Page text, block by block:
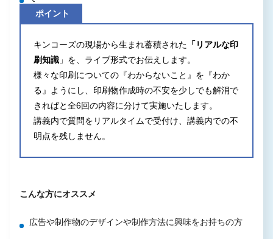
ポイント
キンコーズの現場から生まれ蓄積された 「リアルな印
刷知識 」を、ライブ形式でお伝えします。
様々な印刷についての『わからないこと』を『わか
る』ようにし、印刷物作成時の不安を少しでも解消で
きればと全6回の内容に分けて実施いたします。
講義内で質問をリアルタイムで受付け、講義内での不
明点を残しません。
こんな方にオススメ
広告や制作物のデザインや制作方法に興味をお持ちの方